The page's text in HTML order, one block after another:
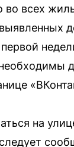
всех
на